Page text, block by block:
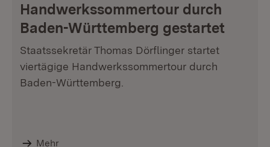
Handwerkssommertour durch
Baden-Württemberg gestartet
Staatssekretär Thomas Dörflinger startet
viertägige Handwerkssommertour durch
Baden-Württemberg.
Mehr